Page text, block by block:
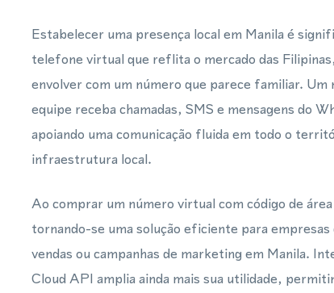
Estabelecer uma presença local em Manila é
telefone virtual que reflita o mercado das
envolver com um número que parece familiar.
equipe receba chamadas, SMS e mensagens do
apoiando uma comunicação fluida em todo o
infraestrutura local.
Ao comprar um número virtual com código de
tornando-se uma solução eficiente para
vendas ou campanhas de marketing em Manila.
Cloud API amplia ainda mais sua utilidade,